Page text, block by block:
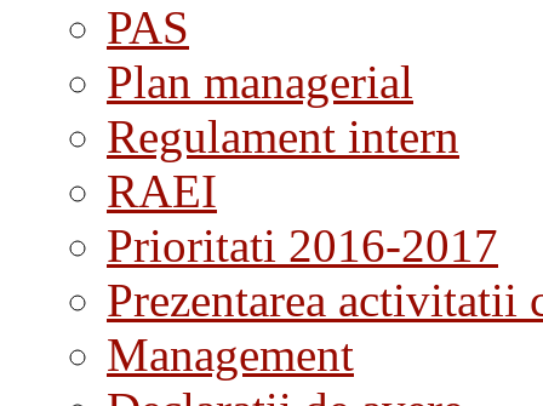
PAS
Plan managerial
Regulament intern
RAEI
Prioritati 2016-2017
Prezentarea activitatii
Management